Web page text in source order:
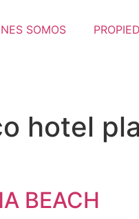
SOMOS
hotel
BEACH